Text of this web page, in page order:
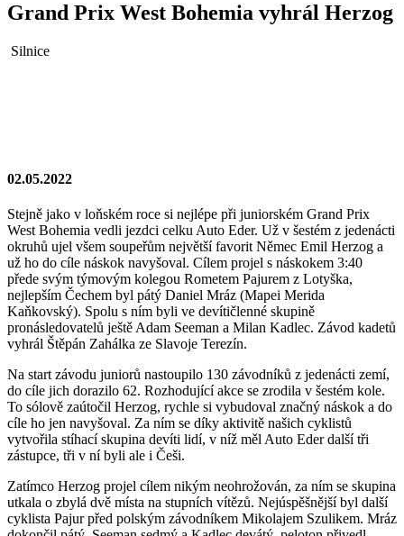
Grand Prix West Bohemia vyhrál Herzog
Silnice
02.05.2022
Stejně jako v loňském roce si nejlépe při juniorském Grand Prix
West Bohemia vedli jezdci celku Auto Eder. Už v šestém z jedenácti
okruhů ujel všem soupeřům největší favorit Němec Emil Herzog a
už ho do cíle náskok navyšoval. Cílem projel s náskokem 3:40
přede svým týmovým kolegou Rometem Pajurem z Lotyška,
nejlepším Čechem byl pátý Daniel Mráz (Mapei Merida
Kaňkovský). Spolu s ním byli ve devítičlenné skupině
pronásledovatelů ještě Adam Seeman a Milan Kadlec. Závod kadetů
vyhrál Štěpán Zahálka ze Slavoje Terezín.
Na start závodu juniorů nastoupilo 130 závodníků z jedenácti zemí,
do cíle jich dorazilo 62. Rozhodující akce se zrodila v šestém kole.
To sólově zaútočil Herzog, rychle si vybudoval značný náskok a do
cíle ho jen navyšoval. Za ním se díky aktivitě našich cyklistů
vytvořila stíhací skupina devíti lidí, v níž měl Auto Eder další tři
zástupce, tři v ní byli ale i Češi.
Zatímco Herzog projel cílem nikým neohrožován, za ním se skupina
utkala o zbylá dvě místa na stupních vítězů. Nejúspěšnější byl další
cyklista Pajur před polským závodníkem Mikolajem Szulikem. Mráz